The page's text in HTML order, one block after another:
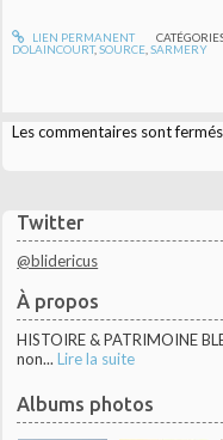
Twitter
@blidericus
À propos
HISTOIRE & PATRIMOINE
non... Lire la suite
Albums photos
LIEN PERMANENT
DOLAINCOURT,SOURCE ,SARMERY
Les commentaires sont